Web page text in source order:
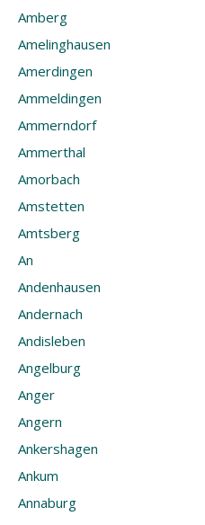
Amberg
Amelinghausen
Amerdingen
Ammeldingen
Ammerndorf
Ammerthal
Amorbach
Amstetten
Amtsberg
An
Andenhausen
Andernach
Andisleben
Angelburg
Anger
Angern
Ankershagen
Ankum
Annaburg